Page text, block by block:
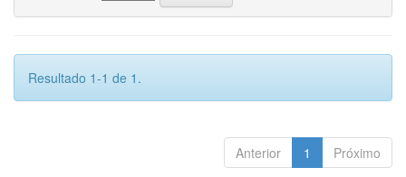
Resultado 1-1 de 1.
Anterior 1 Próximo